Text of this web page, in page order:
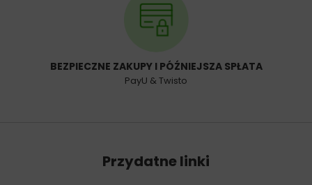
BEZPIECZNE ZAKUPY I PÓŹNIEJSZA SPŁATA
PayU & Twisto
Przydatne linki